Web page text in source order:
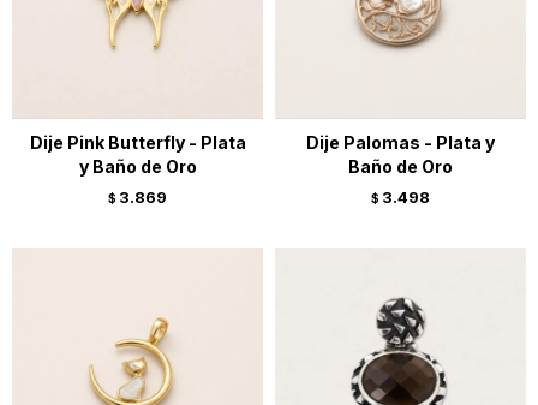
Dije Pink Butterfly - Plata
y Baño de Oro
$ 3.869
Dije Palomas - Plata y
Baño de Oro
$ 3.498